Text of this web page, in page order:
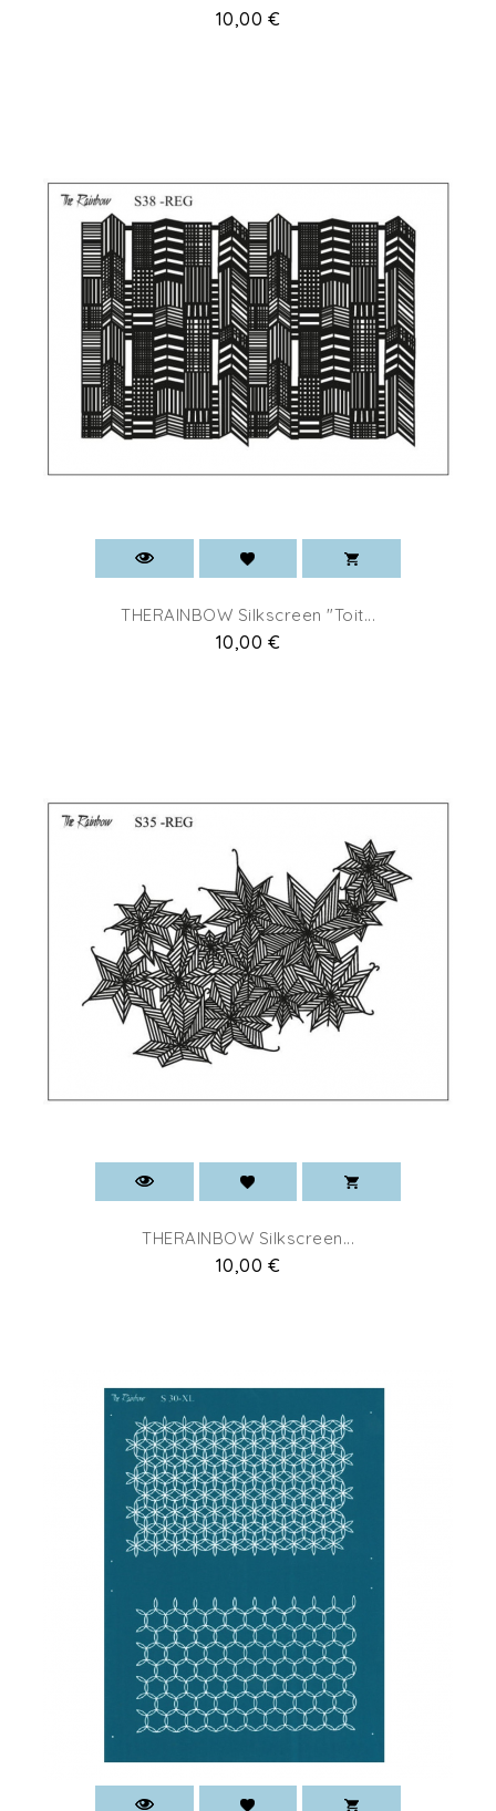
Prix
10,00 €
THERAINBOW Silkscreen "Toit...
Prix
10,00 €
THERAINBOW Silkscreen...
Prix
10,00 €